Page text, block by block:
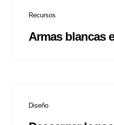
Recursos
Armas blancas
Diseño